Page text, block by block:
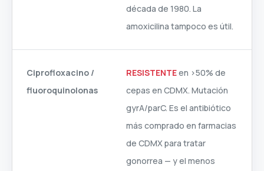
década de 1980. La
amoxicilina tampoco es útil.
Ciprofloxacino /
fluoroquinolonas
RESISTENTEen >50% de
cepas en CDMX. Mutación
gyrA/parC. Es el antibiótico
más comprado en farmacias
de CDMX para tratar
gonorrea — y el menos